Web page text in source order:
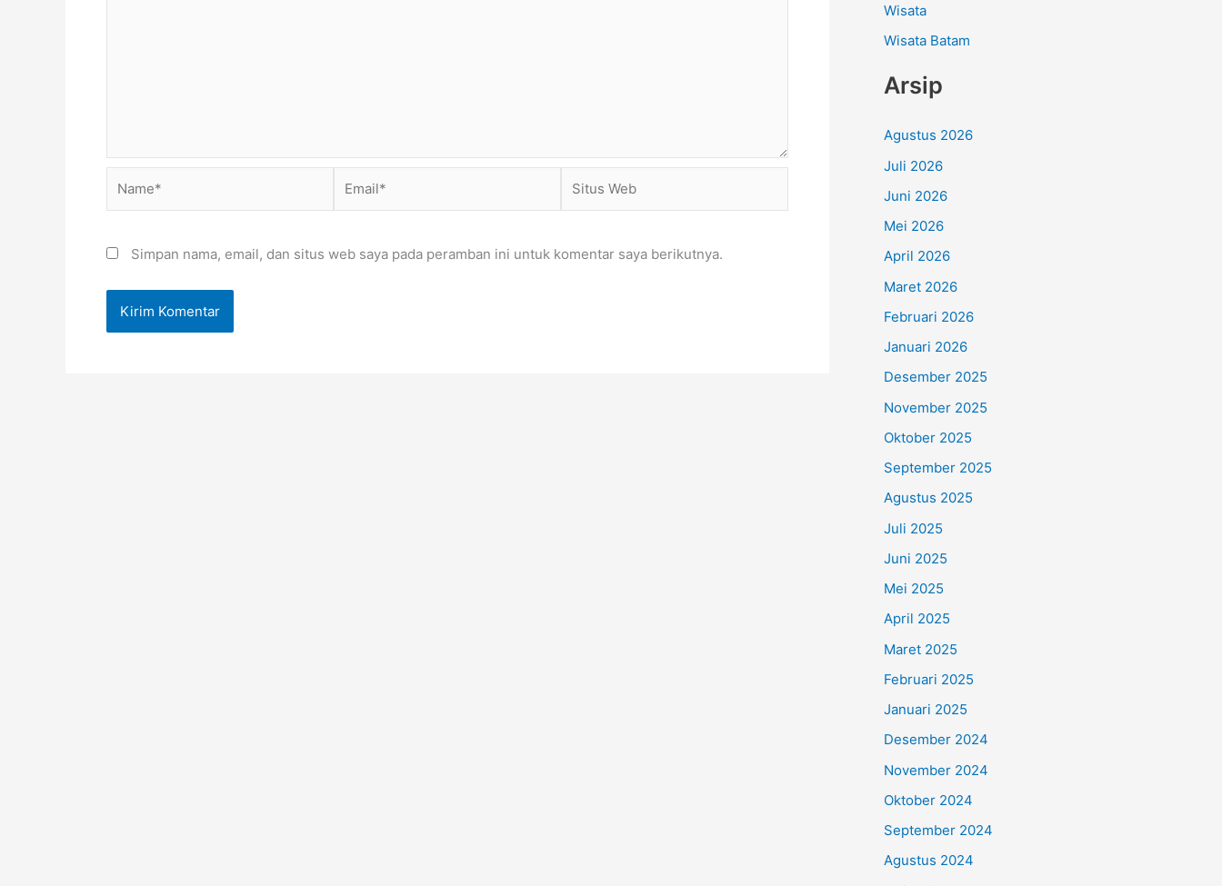
Web
Simpan nama, email, dan situs web saya pada peramban ini untuk komentar saya berikutnya.
Wisata
Wisata Batam
Arsip
Agustus 2026
Juli 2026
Juni 2026
Mei 2026
April 2026
Maret 2026
Februari 2026
Januari 2026
Desember 2025
November 2025
Oktober 2025
September 2025
Agustus 2025
Juli 2025
Juni 2025
Mei 2025
April 2025
Maret 2025
Februari 2025
Januari 2025
Desember 2024
November 2024
Oktober 2024
September 2024
Agustus 2024